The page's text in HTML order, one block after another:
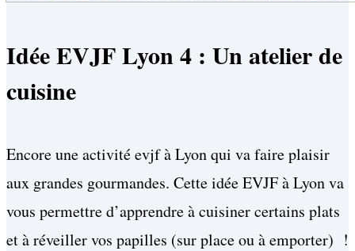
Idée EVJF Lyon 4 : Un atelier de
cuisine
Encore une activité evjf à Lyon qui va faire plaisir
aux grandes gourmandes. Cette idée EVJF à Lyon va
vous permettre d’apprendre à cuisiner certains plats
et à réveiller vos papilles (sur place ou à emporter) !